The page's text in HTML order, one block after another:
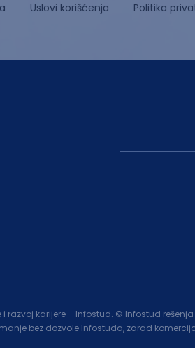
Uslovi korišćenja Politika
karijere – Infostud. © Infostud
bez dozvole Infostuda, zarad